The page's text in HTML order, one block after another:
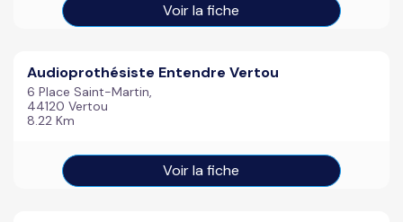
Voir la fiche
Audioprothésiste Entendre Vertou
6 Place Saint-Martin,
44120 Vertou
8.22 Km
Voir la fiche